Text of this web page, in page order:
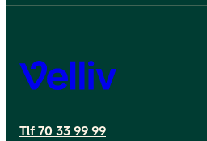
Velliv
Tlf 70 33 99 99